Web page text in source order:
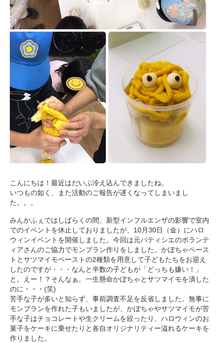
こんにちは！最近はだいぶ冷え込んできましたね。
いつもの如く、また活動のご報告が遅くなってしまいまし
た。。。
みんかふぇではしばらくの間、新型インフルエンザの影響で室内
でのイベントを休止しておりましたが、10月30日（金）にハロ
ウィンイベントを開催しました。今回は元パティシエのボランテ
ィアさんのご協力でモンブラン作りをしました。かぼちゃペース
トとサツマイモペーストの2種類を用意して子どもたちをお迎え
したのですが・・・なんと半数の子どもが「どっちも嫌い！」
と。えー！？そんなぁ。一生懸命かぼちゃとサツマイモを潰した
のに・・・(笑)
苦手な子が多いと知らず、事前調査不足を反省しました。無事に
モンブランを作れた子もいましたが、かぼちゃやサツマイモが苦
手な子はチョコレートや生クリームを絞ったり、ハロウィンのお
菓子をケーキに乗せたりと各自オリジナリティー溢れるケーキを
作りました。